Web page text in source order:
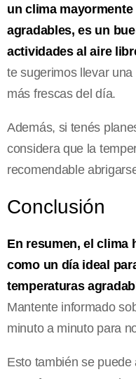
un clima
agradables, es un
actividades al aire
te sugerimos llevar
más frescas del día.
Además, si tenés
considera que la
recomendable
Conclusión
En resumen, el clima
como un día ideal
temperaturas
Mantente informado
minuto a minuto para
Esto también se puede